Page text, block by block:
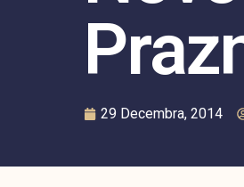
29 Decembra, 2014